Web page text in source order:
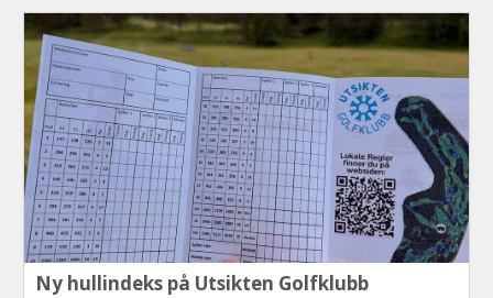
Ny hullindeks på Utsikten Golfklubb